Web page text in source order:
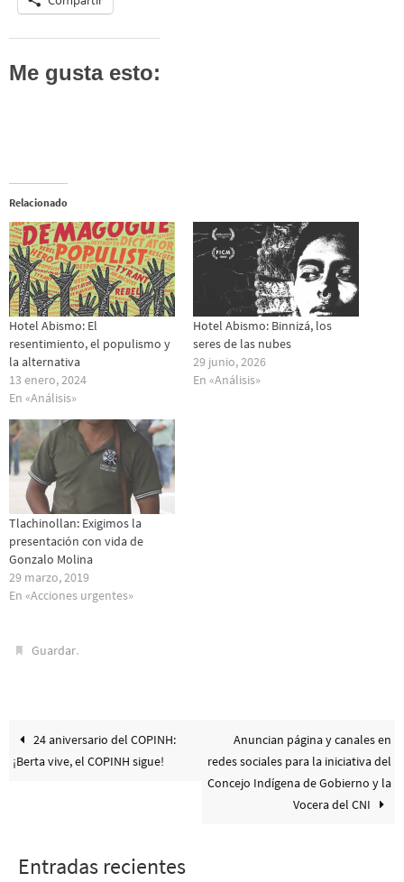
Me gusta esto:
Relacionado
Hotel Abismo: El
resentimiento, el populismo y
la alternativa
13 enero, 2024
En «Análisis»
Hotel Abismo: Binnizá, los
seres de las nubes
29 junio, 2026
En «Análisis»
Tlachinollan: Exigimos la
presentación con vida de
Gonzalo Molina
29 marzo, 2019
En «Acciones urgentes»
Guardar.
24 aniversario del COPINH:
¡Berta vive, el COPINH sigue!
Anuncian página y canales en
redes sociales para la iniciativa del
Concejo Indígena de Gobierno y la
Vocera del CNI
Entradas recientes